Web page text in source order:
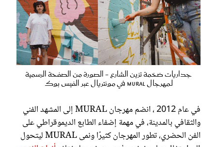
جداريات ضخمة تزين الشارع - الصورة من الصفحة الرسمية
لـمهرجال MURAL في مونتريال عبر الفيس بوك
في عام 2012 ، انضم مهرجان MURAL إلى المشهد الفني
والثقافي بالمدينة، في مهمة إضفاء الطابع الديموقراطي على
الفن الحضري، تطور المهرجان كثيرًا ونمى MURAL ليتحول